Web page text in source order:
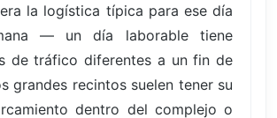
la logística típica para ese día
— un día laborable tiene
de tráfico diferentes a un fin de
grandes recintos suelen tener su
dentro del complejo o